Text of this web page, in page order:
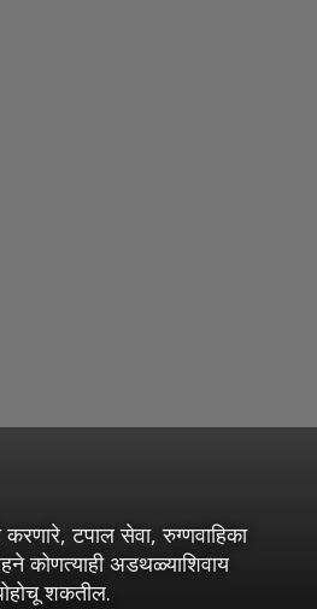
टपाल सेवा, रुग्णवाहिका
कोणत्याही अडथळ्याशिवाय
शकतील.